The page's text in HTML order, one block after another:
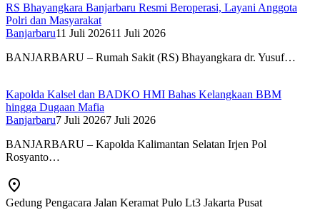
RS Bhayangkara Banjarbaru Resmi Beroperasi, Layani Anggota
Polri dan Masyarakat
Banjarbaru11 Juli 202611 Juli 2026
BANJARBARU – Rumah Sakit (RS) Bhayangkara dr. Yusuf…
Kapolda Kalsel dan BADKO HMI Bahas Kelangkaan BBM
hingga Dugaan Mafia
Banjarbaru7 Juli 20267 Juli 2026
BANJARBARU – Kapolda Kalimantan Selatan Irjen Pol
Rosyanto…
Gedung Pengacara Jalan Keramat Pulo Lt3 Jakarta Pusat